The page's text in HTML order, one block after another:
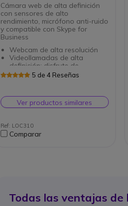
Cámara web de alta definición
con sensores de alto
rendimiento, micrófono anti-ruido
y compatible con Skype for
Business
Webcam de alta resolución
Videollamadas de alta
definición: disfrute de
videollamadas HD 720p
más claras, sin ruido ambiental
Resolución de 5 megapíxeles:
5 de 4 Reseñas
Ver productos similares
Ref: LOC310
Comparar
Todas las ventajas de